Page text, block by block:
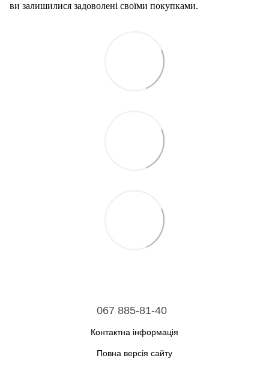
ви залишилися задоволені своїми покупками.
067 885-81-40
Контактна інформація
Повна версія сайту